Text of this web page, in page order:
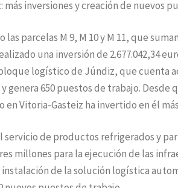
inversiones y creación de nuevos
las parcelas M 9, M 10 y M 11, que
una inversión de 2.677.042,34
logístico de Júndiz, que cuenta
genera 650 puestos de trabajo.
Vitoria-Gasteiz ha invertido en él
servicio de productos refrigerados y
millones para la ejecución de las
de la solución logística